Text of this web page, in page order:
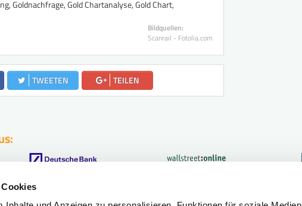
Goldnachfrage, Gold Chartanalyse, Gold Chart,
Bildquellen:
Scanrail - Fotolia.com
TWEETEN TEILEN